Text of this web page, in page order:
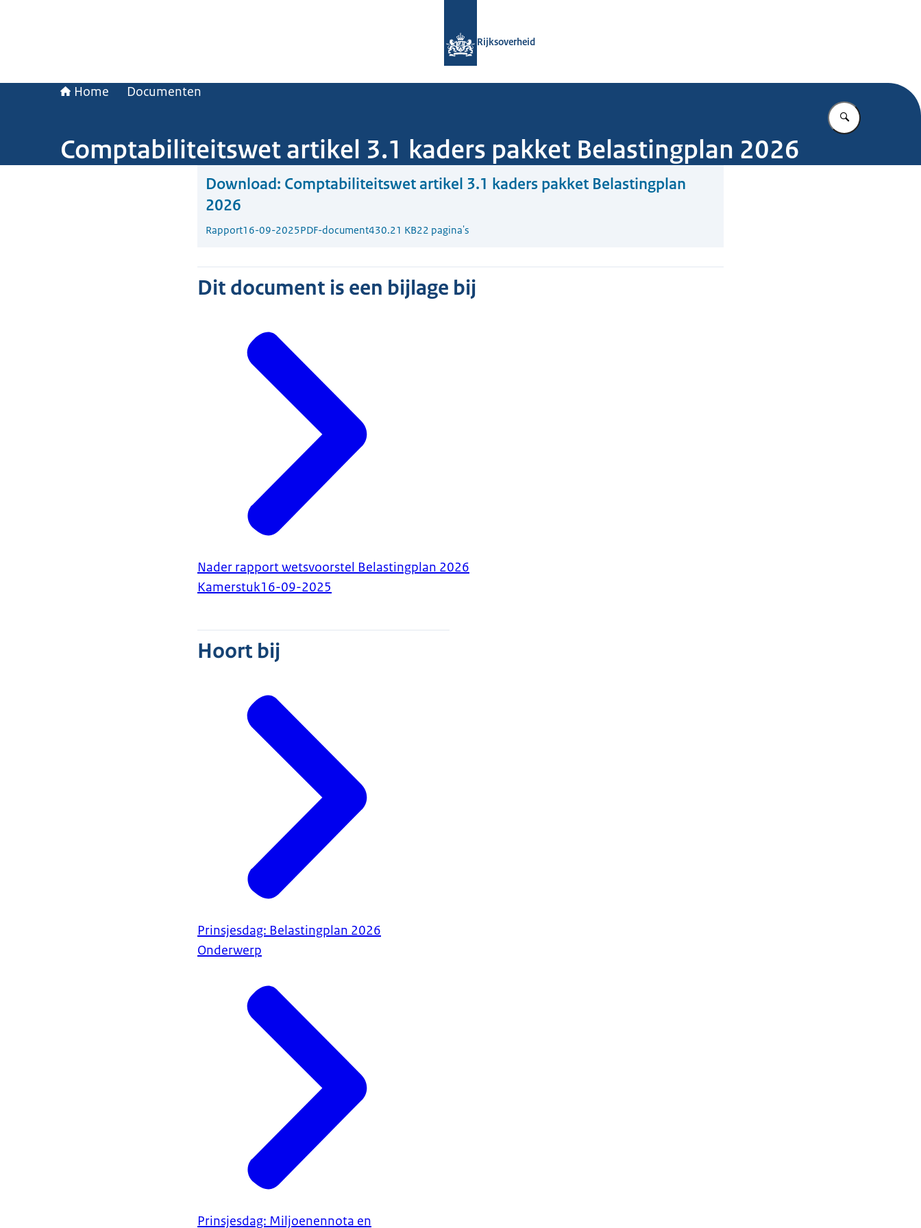
Rijksoverheid
Home Documenten
Vul in wat u
Comptabiliteitswet artikel 3.1 kaders pakket Belastingplan 2026
Download: Comptabiliteitswet artikel 3.1 kaders pakket Belastingplan
2026
Rapport16-09-2025PDF-document430.21 KB22 pagina's
Dit document is een bijlage bij
Nader rapport wetsvoorstel Belastingplan 2026
Kamerstuk16-09-2025
Hoort bij
Prinsjesdag: Belastingplan 2026
Onderwerp
Prinsjesdag: Miljoenennota en